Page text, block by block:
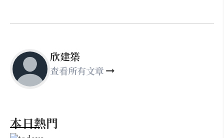
欣建築
查看所有文章
本日熱門